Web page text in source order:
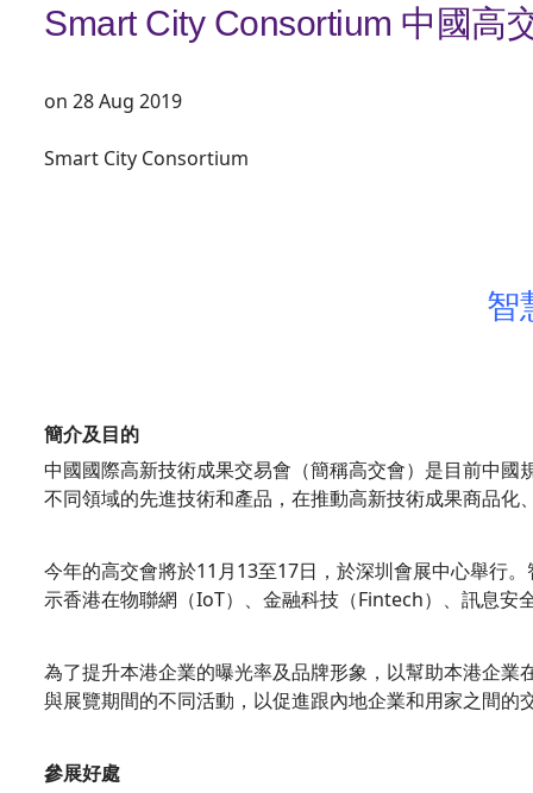
Smart City Consortium 中國
on 28 Aug 2019
Smart City Consortium
智
簡介及目的
中國國際高新技術成果交易會（簡稱高交會）是目前中
不同領域的先進技術和產品，在推動高新技術成果商品化
今年的高交會將於11月13至17日，於深圳會展中心舉行
示香港在物聯網（IoT）、金融科技（Fintech）、訊息安
為了提升本港企業的曝光率及品牌形象，以幫助本港企
與展覽期間的不同活動，以促進跟內地企業和用家之間的
參展好處